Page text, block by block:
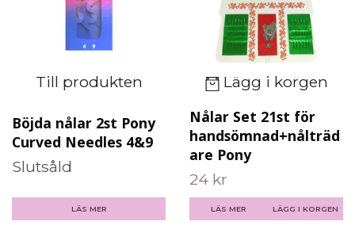
Till produkten
Böjda nålar 2st Pony
Curved Needles 4&9
Slutsåld
LÄS MER
Lägg i korgen
Nålar Set 21st för
handsömnad+nålträd
are Pony
24 kr
LÄS MER